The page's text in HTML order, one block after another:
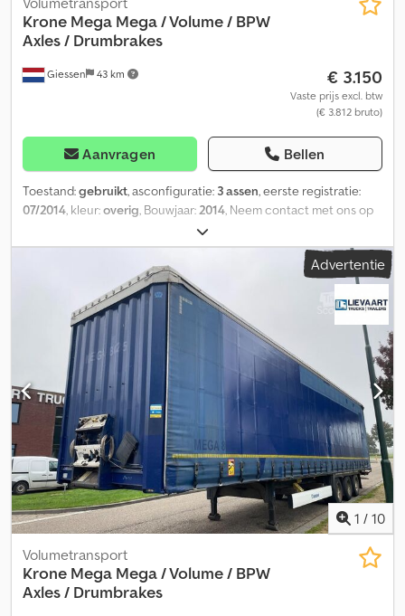
Giessen 43 km
Krone Mega Mega / Volume / BPW
Axles / Drumbrakes
€ 3.150
Vaste prijs excl. btw
(€ 3.812 bruto)
Aanvragen Bellen
Toestand:gebruikt, asconfiguratie: 3 assen, eerste registratie:
07/2014, kleur:overig, Bouwjaar:2014, Neem contact met ons op
voor meer informatie. Dkodpfx Afsztcxteger
Advertentie
1 / 10
Volumetransport
Krone Mega Mega / Volume / BPW
Axles / Drumbrakes